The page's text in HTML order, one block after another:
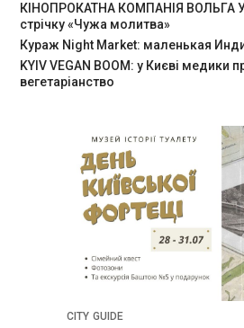
КІНОПРОКАТНА КОМПАНІЯ ВОЛЬГА
стрічку «Чужа молитва»
Кураж Night Market: маленькая
KYIV VEGAN BOOM: у Києві медики
вегетаріанство
CITY GUIDE